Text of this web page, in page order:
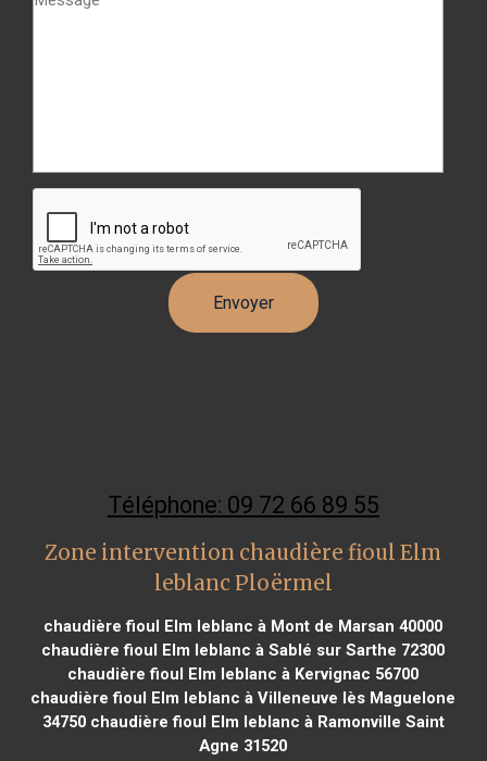
Téléphone: 09 72 66 89 55
Zone intervention chaudière fioul Elm
leblanc Ploërmel
chaudière fioul Elm leblanc à Mont de Marsan 40000
chaudière fioul Elm leblanc à Sablé sur Sarthe 72300
chaudière fioul Elm leblanc à Kervignac 56700
chaudière fioul Elm leblanc à Villeneuve lès Maguelone
34750chaudière fioul Elm leblanc à Ramonville Saint
Agne 31520